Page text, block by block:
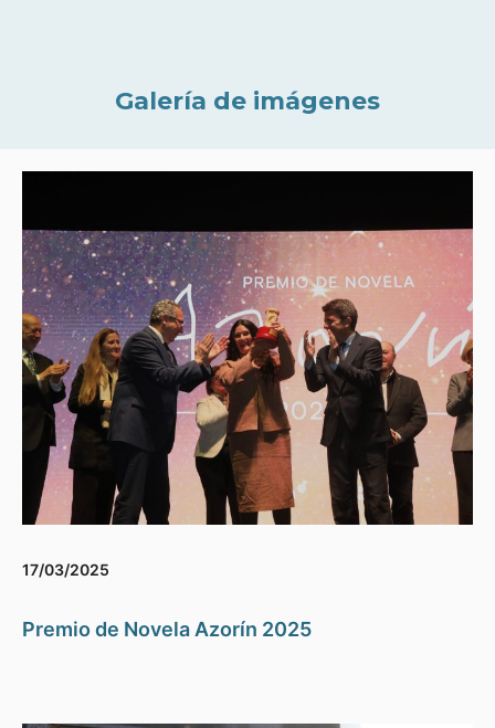
Galería de imágenes
17/03/2025
Premio de Novela Azorín 2025